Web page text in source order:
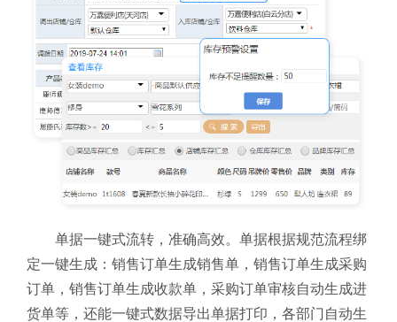
单据一键式流转，准确高效。单据根据规范流程绑
定一键生成：销售订单生成销售单，销售订单生成采购
订单，销售订单生成收款单，采购订单审核自动生成进
货单等，还能一键式数据导出单据打印，各部门自动生